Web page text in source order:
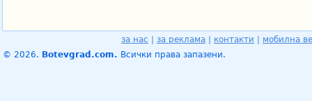
за нас за реклама контакти
мобилна
© 2026. Botevgrad.com. Всички права запазени.